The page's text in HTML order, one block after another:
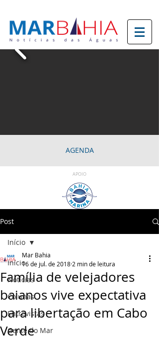
AGENDA
APOIO
Post
Início
Notícias
Colunas
Entrevistas
Gente do Mar
Início
Família de velejadores
baianos vive expectativa
para libertação em Cabo
Verde
Mar Bahia
16 de jul. de 2018 2 min de leitura